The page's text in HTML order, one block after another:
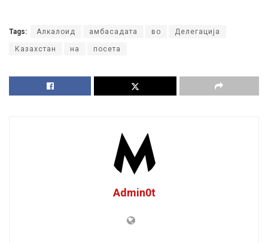
Tags: Алкалоид амбасадата во Делегација
Казахстан на посета
Admin0t